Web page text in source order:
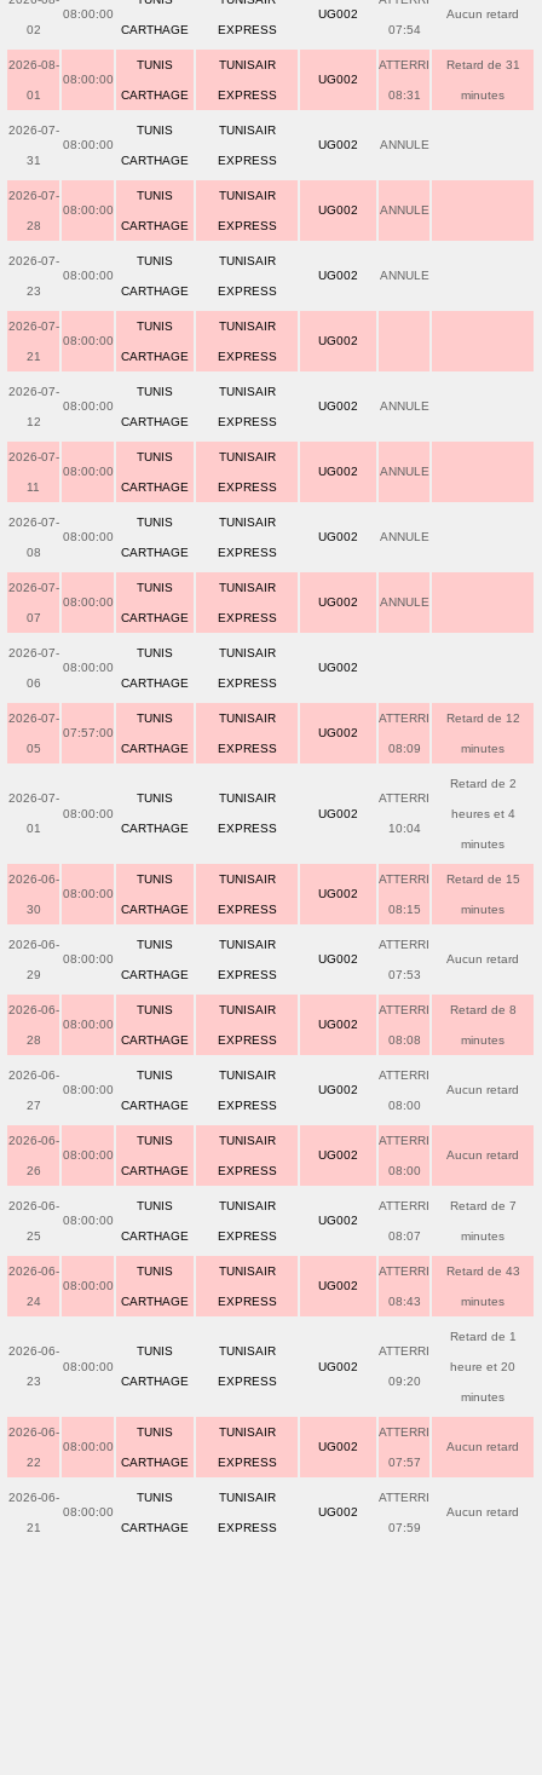
02
08:00:00
CARTHAGE EXPRESS
UG002
07:54
Aucun retard
2026-08-
01
08:00:00
TUNIS
CARTHAGE
TUNISAIR
EXPRESS
UG002
ATTERRI
08:31
Retard de 31
minutes
2026-07-
31
08:00:00
TUNIS
CARTHAGE
TUNISAIR
EXPRESS
UG002 ANNULE
2026-07-
28
08:00:00
TUNIS
CARTHAGE
TUNISAIR
EXPRESS
UG002 ANNULE
2026-07-
23
08:00:00
TUNIS
CARTHAGE
TUNISAIR
EXPRESS
UG002 ANNULE
2026-07-
21
08:00:00
TUNIS
CARTHAGE
TUNISAIR
EXPRESS
UG002
2026-07-
12
08:00:00
TUNIS
CARTHAGE
TUNISAIR
EXPRESS
UG002 ANNULE
2026-07-
11
08:00:00
TUNIS
CARTHAGE
TUNISAIR
EXPRESS
UG002 ANNULE
2026-07-
08
08:00:00
TUNIS
CARTHAGE
TUNISAIR
EXPRESS
UG002 ANNULE
2026-07-
07
08:00:00
TUNIS
CARTHAGE
TUNISAIR
EXPRESS
UG002 ANNULE
2026-07-
06
08:00:00
TUNIS
CARTHAGE
TUNISAIR
EXPRESS
UG002
2026-07-
05
07:57:00
TUNIS
CARTHAGE
TUNISAIR
EXPRESS
UG002
ATTERRI
08:09
Retard de 12
minutes
2026-07-
01
08:00:00
TUNIS
CARTHAGE
TUNISAIR
EXPRESS
UG002
ATTERRI
10:04
Retard de 2
heures et 4
minutes
2026-06-
30
08:00:00
TUNIS
CARTHAGE
TUNISAIR
EXPRESS
UG002
ATTERRI
08:15
Retard de 15
minutes
2026-06-
29
08:00:00
TUNIS
CARTHAGE
TUNISAIR
EXPRESS
UG002
ATTERRI
07:53
Aucun retard
2026-06-
28
08:00:00
TUNIS
CARTHAGE
TUNISAIR
EXPRESS
UG002
ATTERRI
08:08
Retard de 8
minutes
2026-06-
27
08:00:00
TUNIS
CARTHAGE
TUNISAIR
EXPRESS
UG002
ATTERRI
08:00
Aucun retard
2026-06-
26
08:00:00
TUNIS
CARTHAGE
TUNISAIR
EXPRESS
UG002
ATTERRI
08:00
Aucun retard
2026-06-
25
08:00:00
TUNIS
CARTHAGE
TUNISAIR
EXPRESS
UG002
ATTERRI
08:07
Retard de 7
minutes
2026-06-
24
08:00:00
TUNIS
CARTHAGE
TUNISAIR
EXPRESS
UG002
ATTERRI
08:43
Retard de 43
minutes
2026-06-
23
08:00:00
TUNIS
CARTHAGE
TUNISAIR
EXPRESS
UG002
ATTERRI
09:20
Retard de 1
heure et 20
minutes
2026-06-
22
08:00:00
TUNIS
CARTHAGE
TUNISAIR
EXPRESS
UG002
ATTERRI
07:57
Aucun retard
2026-06-
21
08:00:00
TUNIS
CARTHAGE
TUNISAIR
EXPRESS
UG002
ATTERRI
07:59
Aucun retard